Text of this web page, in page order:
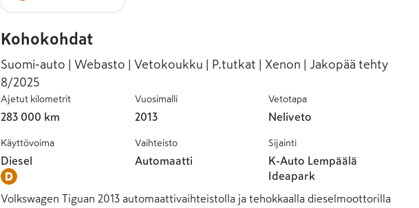
Kohokohdat
Suomi-auto | Webasto | Vetokoukku | P.tutkat | Xenon | Jakopää tehty
8/2025
Ajetut kilometrit
283 000 km
Vuosimalli
2013
Vetotapa
Neliveto
Käyttövoima
Diesel
Vaihteisto
Automaatti
Sijainti
K-Auto Lempäälä
Ideapark
Volkswagen Tiguan 2013 automaattivaihteistolla ja tehokkaalla dieselmoottorilla